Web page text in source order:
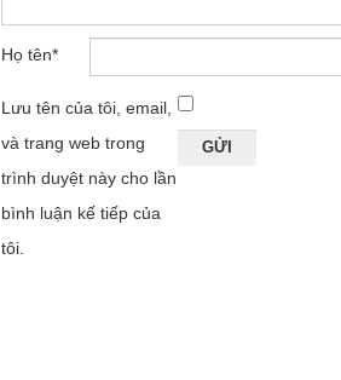
Họ tên*
Lưu tên của tôi, email,
và trang web trong
trình duyệt này cho lần
bình luận kế tiếp của
tôi.